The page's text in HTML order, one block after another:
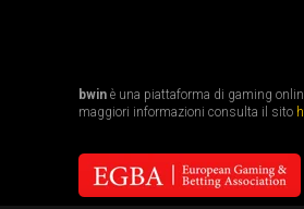
bwin è una piattaforma di gaming
maggiori informazioni consulta il sito